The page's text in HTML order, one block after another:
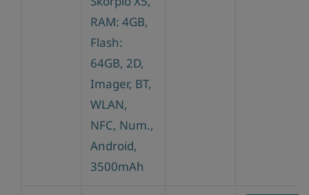
RAM: 4GB,
Flash:
64GB, 2D,
Imager, BT,
WLAN,
NFC, Num.,
Android,
3500mAh